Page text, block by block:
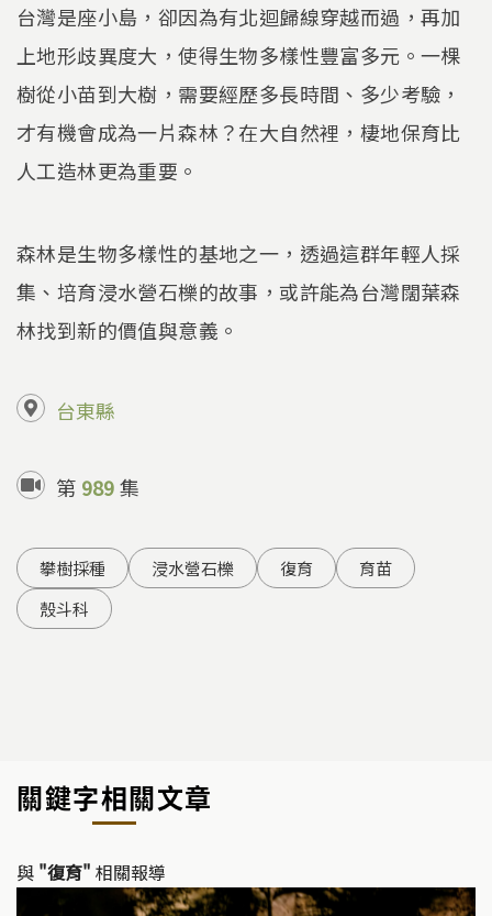
台灣是座小島，卻因為有北迴歸線穿越而過，再加
上地形歧異度大，使得生物多樣性豐富多元。一棵
樹從小苗到大樹，需要經歷多長時間、多少考驗，
才有機會成為一片森林？在大自然裡，棲地保育比
人工造林更為重要。
森林是生物多樣性的基地之一，透過這群年輕人採
集、培育浸水營石櫟的故事，或許能為台灣闊葉森
林找到新的價值與意義。
台東縣
第 989集
攀樹採種 浸水營石櫟 復育
育苗
殼斗科
關鍵字相關文章
與 "復育" 相關報導